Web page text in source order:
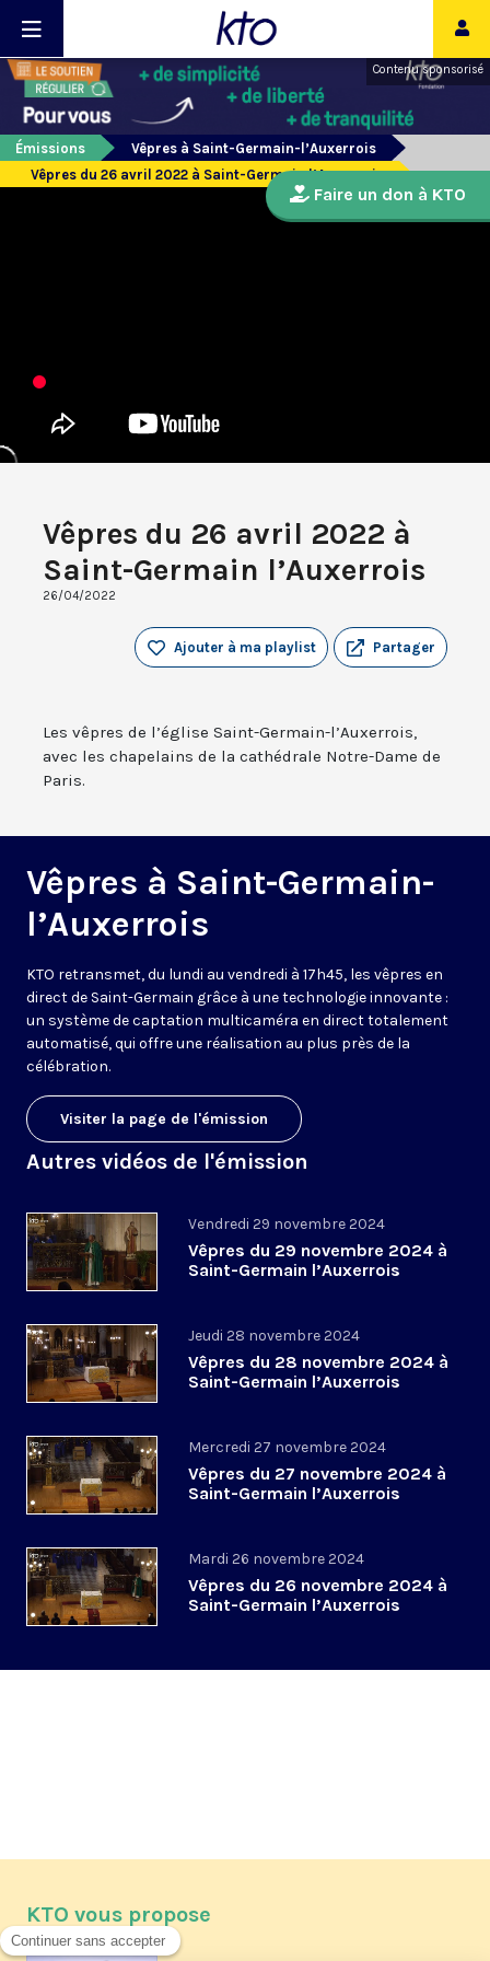
Contenu sponsorisé
Émissions
Vêpres à Saint-Germain-l’Auxerrois
Vêpres du 26 avril 2022 à Saint-Germain l’Auxerrois
Vêpres du 26 avril 2022 à
Saint-Germain l’Auxerrois
26/04/2022
Partager
Ajouter à ma playlist
Les vêpres de l’église Saint-Germain-l’Auxerrois,
avec les chapelains de la cathédrale Notre-Dame de
Paris.
Vêpres à Saint-Germain-
l’Auxerrois
KTO retransmet, du lundi au vendredi à 17h45, les vêpres en
direct de Saint-Germain grâce à une technologie innovante :
un système de captation multicaméra en direct totalement
automatisé, qui offre une réalisation au plus près de la
célébration.
Visiter la page de l'émission
Autres vidéos de l'émission
Vendredi 29 novembre 2024
Vêpres du 29 novembre 2024 à
Saint-Germain l’Auxerrois
Jeudi 28 novembre 2024
Vêpres du 28 novembre 2024 à
Saint-Germain l’Auxerrois
Mercredi 27 novembre 2024
Vêpres du 27 novembre 2024 à
Saint-Germain l’Auxerrois
Mardi 26 novembre 2024
Vêpres du 26 novembre 2024 à
Saint-Germain l’Auxerrois
Faire un don à KTO
KTO vous propose